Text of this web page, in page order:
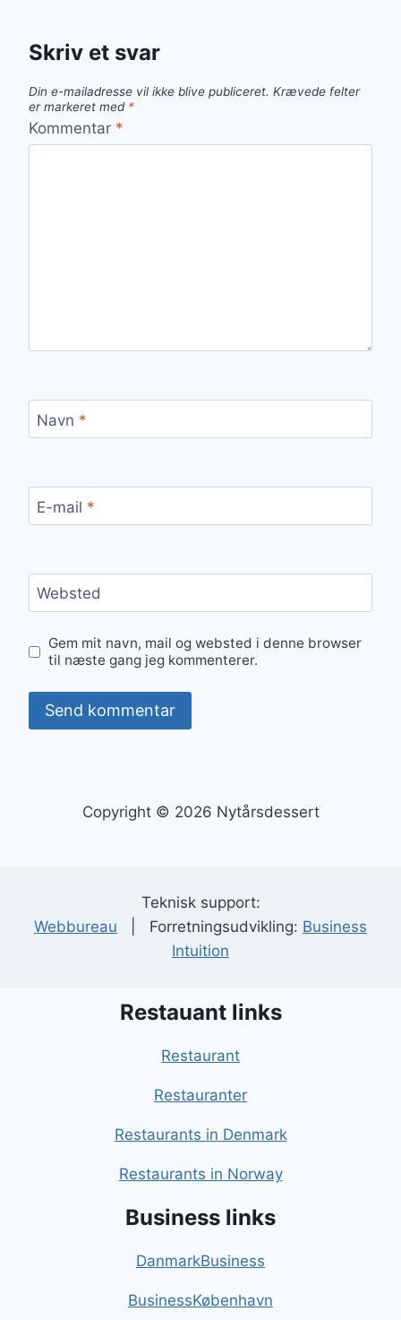
Skriv et svar
Din e-mailadresse vil ikke blive publiceret. Krævede felter
er markeret med *
Kommentar *
Navn *
E-mail *
Websted
Gem mit navn, mail og websted i denne browser
til næste gang jeg kommenterer.
Copyright © 2026 Nytårsdessert
Teknisk support:
Webbureau | Forretningsudvikling: Business
Intuition
Restauant links
Restaurant
Restauranter
Restaurants in Denmark
Restaurants in Norway
Business links
DanmarkBusiness
BusinessKøbenhavn